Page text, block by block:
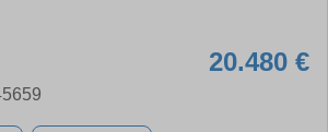
20.480 €